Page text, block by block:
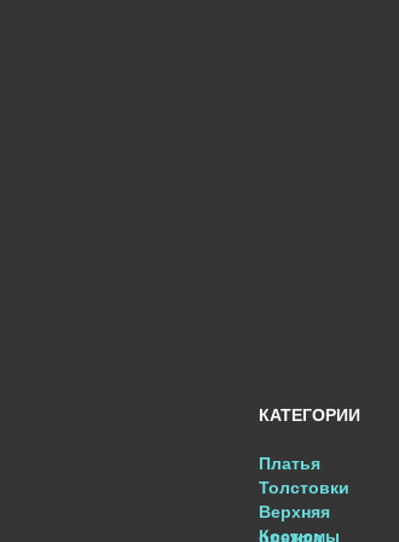
КАТЕГОРИИ
Толстовки
Платья
Костюмы
Верхняя
одежда